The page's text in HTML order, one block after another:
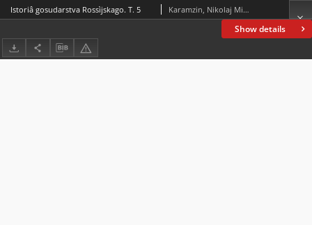
Show details
Istoriâ gosudarstva Rossìjskago. T. 5 Karamzin, Nikolaj Mihajlovič (1766-1826)